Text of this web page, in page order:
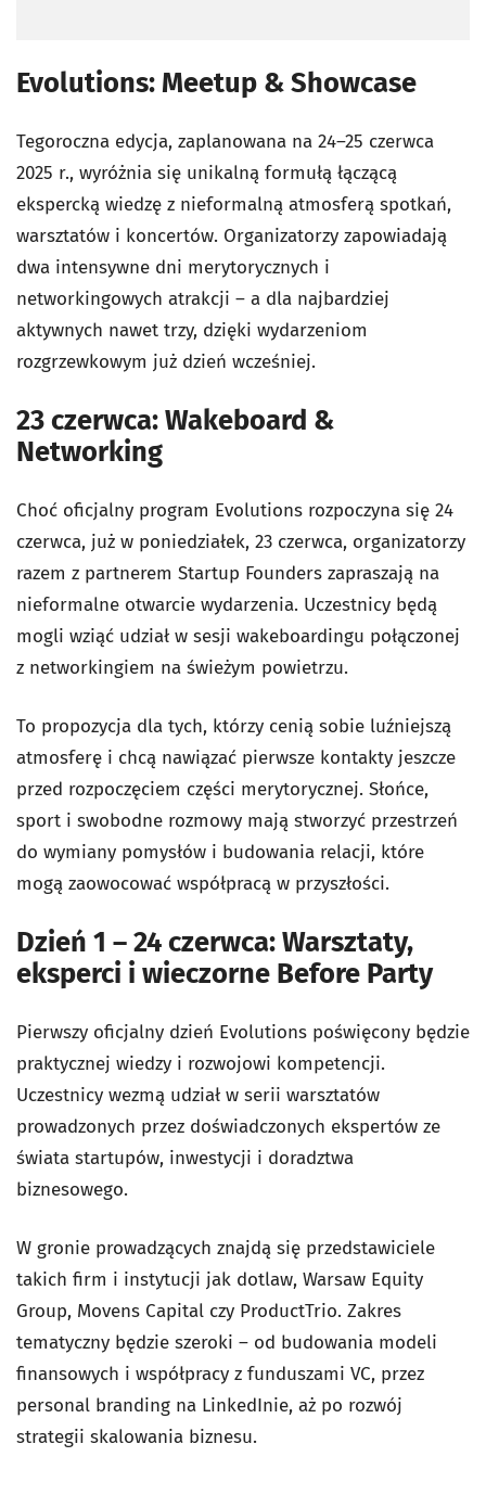
Evolutions: Meetup & Showcase
Tegoroczna edycja, zaplanowana na 24–25 czerwca
2025 r., wyróżnia się unikalną formułą łączącą
ekspercką wiedzę z nieformalną atmosferą spotkań,
warsztatów i koncertów. Organizatorzy zapowiadają
dwa intensywne dni merytorycznych i
networkingowych atrakcji – a dla najbardziej
aktywnych nawet trzy, dzięki wydarzeniom
rozgrzewkowym już dzień wcześniej.
23 czerwca: Wakeboard &
Networking
Choć oficjalny program Evolutions rozpoczyna się 24
czerwca, już w poniedziałek, 23 czerwca, organizatorzy
razem z partnerem Startup Founders zapraszają na
nieformalne otwarcie wydarzenia. Uczestnicy będą
mogli wziąć udział w sesji wakeboardingu połączonej
z networkingiem na świeżym powietrzu.
To propozycja dla tych, którzy cenią sobie luźniejszą
atmosferę i chcą nawiązać pierwsze kontakty jeszcze
przed rozpoczęciem części merytorycznej. Słońce,
sport i swobodne rozmowy mają stworzyć przestrzeń
do wymiany pomysłów i budowania relacji, które
mogą zaowocować współpracą w przyszłości.
Dzień 1 – 24 czerwca: Warsztaty,
eksperci i wieczorne Before Party
Pierwszy oficjalny dzień Evolutions poświęcony będzie
praktycznej wiedzy i rozwojowi kompetencji.
Uczestnicy wezmą udział w serii warsztatów
prowadzonych przez doświadczonych ekspertów ze
świata startupów, inwestycji i doradztwa
biznesowego.
W gronie prowadzących znajdą się przedstawiciele
takich firm i instytucji jak dotlaw, Warsaw Equity
Group, Movens Capital czy ProductTrio. Zakres
tematyczny będzie szeroki – od budowania modeli
finansowych i współpracy z funduszami VC, przez
personal branding na LinkedInie, aż po rozwój
strategii skalowania biznesu.